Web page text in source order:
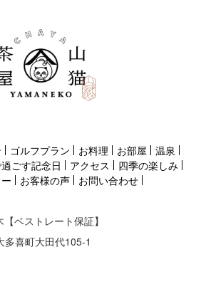
ゴルフプラン お料理 お部屋
温泉
ごす記念日 アクセス
四季の楽しみ
お客様の声
お問い合わせ
ベストレート保証】
多喜町大田代105-1